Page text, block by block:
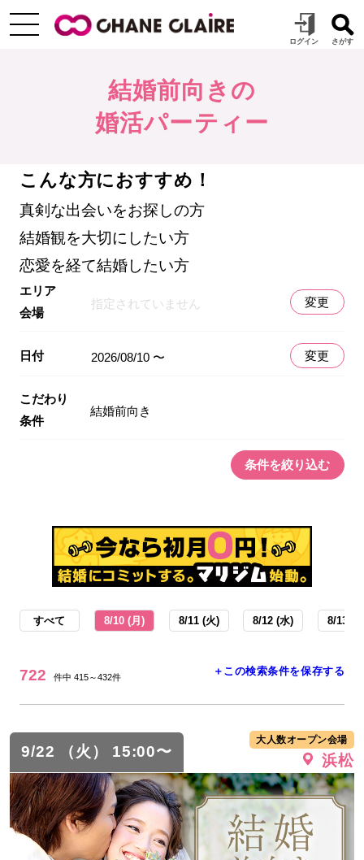
結婚前向きの
婚活パーティー
こんな方におすすめ！
真剣な出会いをお探しの方
結婚観を大切にしたい方
恋愛を経て結婚したい方
エリア
会場
指定されていません 変更
日付 2026/08/10 〜 変更
こだわり
条件
結婚前向き
条件を絞り込む
すべて 8/10 (月) 8/11 (火) 8/12 (水) 8/13 (
722 件中 415～432件 ＋この検索条件を保存する
9/22 （火） 15:00〜
大人数オープン会場
浜松